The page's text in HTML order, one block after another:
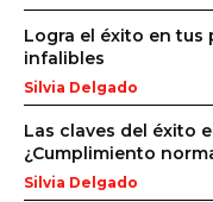
Logra el éxito en tus
infalibles
Silvia Delgado
Las claves del éxito
¿Cumplimiento
Silvia Delgado